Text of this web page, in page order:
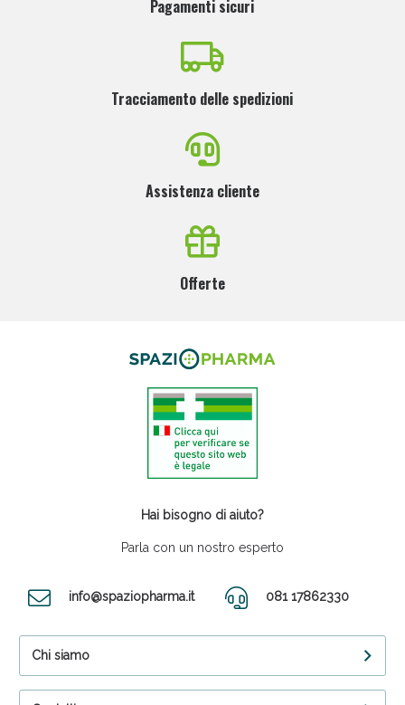
Pagamenti sicuri
Tracciamento delle spedizioni
Assistenza cliente
Offerte
Hai bisogno di aiuto?
Parla con un nostro esperto
info@spaziopharma.it 081 17862330
Chi siamo